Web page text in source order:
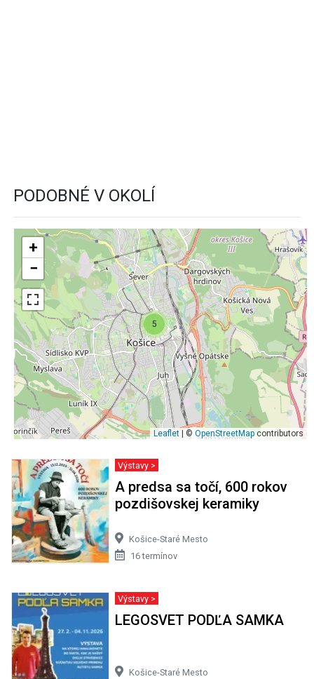
PODOBNÉ V OKOLÍ
5
+
−
Leaflet | © OpenStreetMap contributors
Výstavy >
A predsa sa točí, 600 rokov
pozdišovskej keramiky
Košice-Staré Mesto
16 termínov
Výstavy >
LEGOSVET PODĽA SAMKA
Košice-Staré Mesto